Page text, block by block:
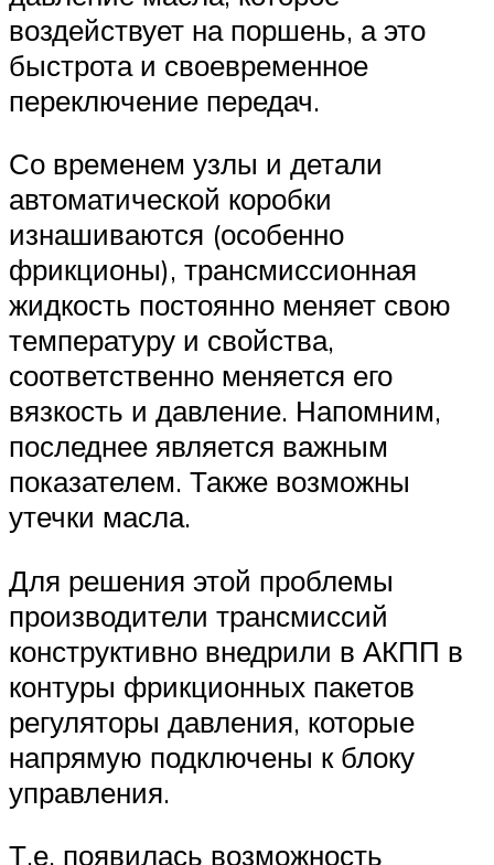
воздействует на поршень, а это
быстрота и своевременное
переключение передач.
Со временем узлы и детали
автоматической коробки
изнашиваются (особенно
фрикционы), трансмиссионная
жидкость постоянно меняет свою
температуру и свойства,
соответственно меняется его
вязкость и давление. Напомним,
последнее является важным
показателем. Также возможны
утечки масла.
Для решения этой проблемы
производители трансмиссий
конструктивно внедрили в АКПП в
контуры фрикционных пакетов
регуляторы давления, которые
напрямую подключены к блоку
управления.
Т.е. появилась возможность